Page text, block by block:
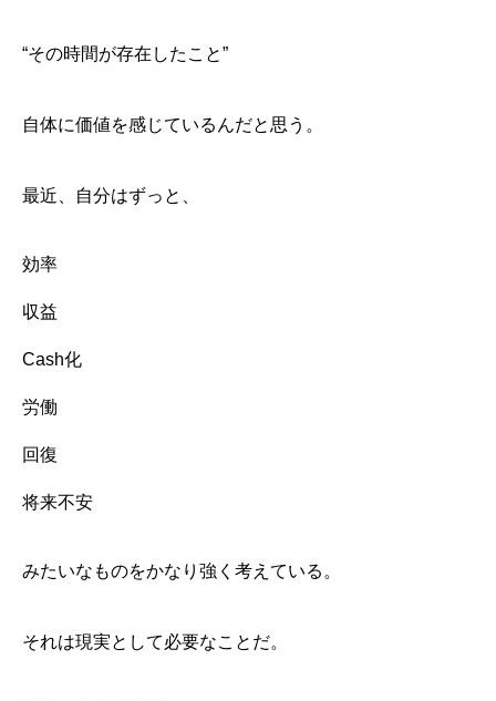
“その時間が存在したこと”
自体に価値を感じているんだと思う。
最近、自分はずっと、
効率
収益
Cash化
労働
回復
将来不安
みたいなものをかなり強く考えている。
それは現実として必要なことだ。